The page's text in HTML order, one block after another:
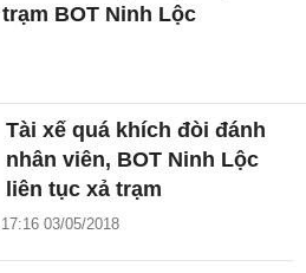
trạm BOT Ninh Lộc
Tài xế quá khích đòi đánh
nhân viên, BOT Ninh Lộc
liên tục xả trạm
17:16 03/05/2018